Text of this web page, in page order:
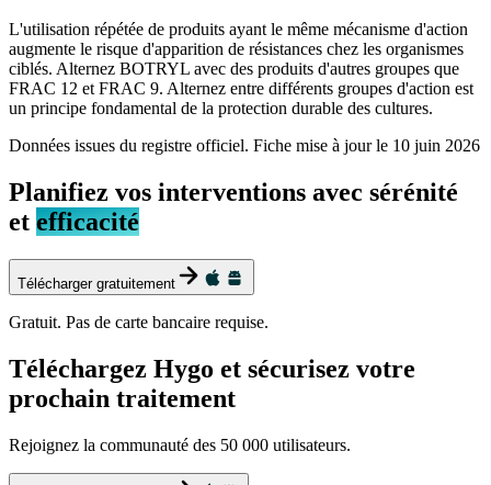
L'utilisation répétée de produits ayant le même mécanisme d'action
augmente le risque d'apparition de résistances chez les organismes
ciblés. Alternez BOTRYL avec des produits d'autres groupes que
FRAC 12 et FRAC 9. Alternez entre différents groupes d'action est
un principe fondamental de la protection durable des cultures.
Données issues du registre officiel. Fiche mise à jour le 10 juin 2026
Planifiez vos interventions avec sérénité
et efficacité
Télécharger gratuitement
Gratuit. Pas de carte bancaire requise.
Téléchargez Hygo et sécurisez votre
prochain traitement
Rejoignez la communauté des 50 000 utilisateurs.